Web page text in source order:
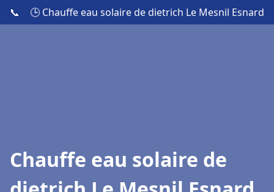
📞 🕒 Chauffe eau solaire de dietrich Le Mesnil Esnard
Chauffe eau solaire de